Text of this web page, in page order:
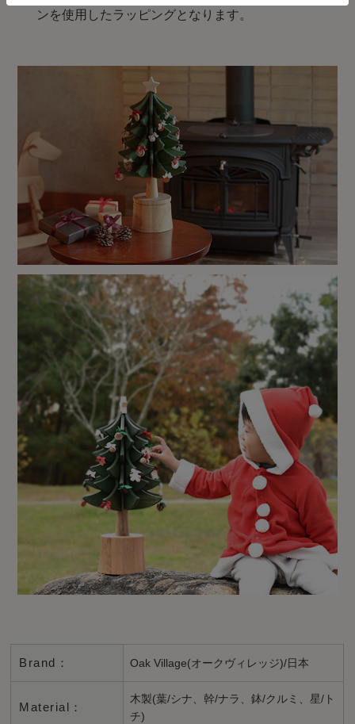
ンを使用したラッピングとなります。
Brand： Oak Village(オークヴィレッジ)/日本
Material：
木製(葉/シナ、幹/ナラ、鉢/クルミ、星/ト
チ)